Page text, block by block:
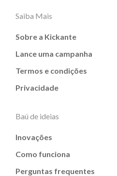
Saiba Mais
Sobre a Kickante
Lance uma campanha
Termos e condições
Privacidade
Baú de ideias
Inovações
Como funciona
Perguntas frequentes